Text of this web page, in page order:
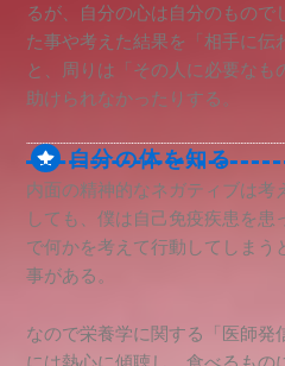
るが、自分の心は自分のもので
た事や考えた結果を「相手に伝
と、周りは「その人に必要なも
助けられなかったりする。
自分の体を知る
内面の精神的なネガティブは考
しても、僕は自己免疫疾患を患
で何かを考えて行動してしまう
事がある。
なので栄養学に関する「医師発